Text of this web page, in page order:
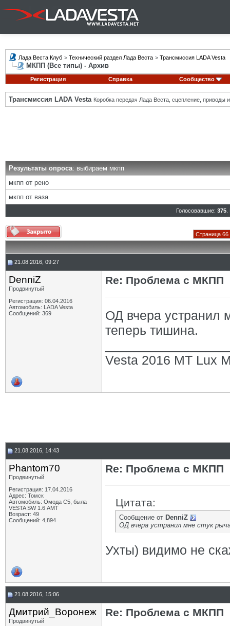
Лада Веста Клуб > Технический раздел Лада Веста > Трансмиссия LADA Vesta
МКПП (Все типы) - Архив
Регистрация Справка Сообщество
Трансмиссия LADA Vesta Коробка передач Лада Веста, сцепление, приводы и
Результаты опроса: выбираем мкпп
мкпп от рено
мкпп от ваза
Голосовавшие: 375.
Страница 66
21.08.2016, 09:27
DenniZ
Продвинутый
Регистрация: 06.04.2016
Автомобиль: LADA Vesta
Сообщений: 369
Re: Проблема с МКПП
ОД вчера устранил
теперь тишина.
Vesta 2016 MT Lux
21.08.2016, 14:43
Phantom70
Продвинутый
Регистрация: 17.04.2016
Адрес: Томск
Автомобиль: Омода С5, была
VESTA SW 1.6 АМТ
Возраст: 49
Сообщений: 4,894
Re: Проблема с МКПП
Цитата:
Сообщение от DenniZ
ОД вчера устранил мне стук
Ухты) видимо не
21.08.2016, 15:06
Дмитрий_Воронеж
Продвинутый
Re: Проблема с МКПП